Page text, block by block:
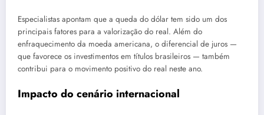
Especialistas apontam que a queda do dólar tem sido um dos
principais fatores para a valorização do real. Além do
enfraquecimento da moeda americana, o diferencial de juros —
que favorece os investimentos em títulos brasileiros — também
contribui para o movimento positivo do real neste ano.
Impacto do cenário internacional